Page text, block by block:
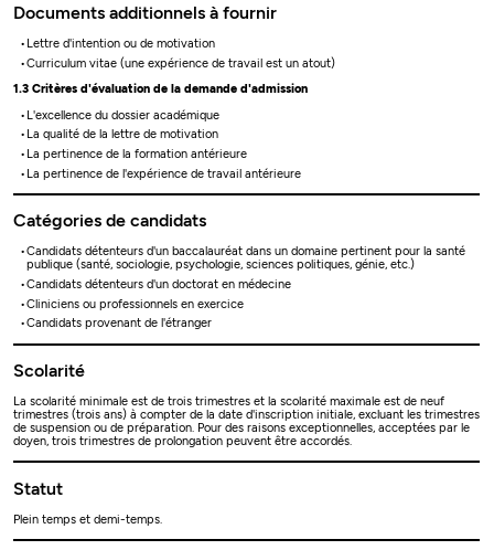
Documents additionnels à fournir
Lettre d'intention ou de motivation
Curriculum vitae (une expérience de travail est un atout)
1.3 Critères d'évaluation de la demande d'admission
L'excellence du dossier académique
La qualité de la lettre de motivation
La pertinence de la formation antérieure
La pertinence de l'expérience de travail antérieure
Catégories de candidats
Candidats détenteurs d'un baccalauréat dans un domaine pertinent pour la santé
publique (santé, sociologie, psychologie, sciences politiques, génie, etc.)
Candidats détenteurs d'un doctorat en médecine
Cliniciens ou professionnels en exercice
Candidats provenant de l'étranger
Scolarité
La scolarité minimale est de trois trimestres et la scolarité maximale est de neuf
trimestres (trois ans) à compter de la date d'inscription initiale, excluant les trimestres
de suspension ou de préparation. Pour des raisons exceptionnelles, acceptées par le
doyen, trois trimestres de prolongation peuvent être accordés.
Statut
Plein temps et demi-temps.